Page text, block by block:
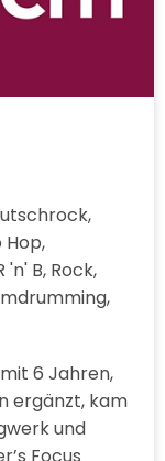
Hop,
'n' B, Rock,
6 Jahren,
ergänzt, kam
und
Focus